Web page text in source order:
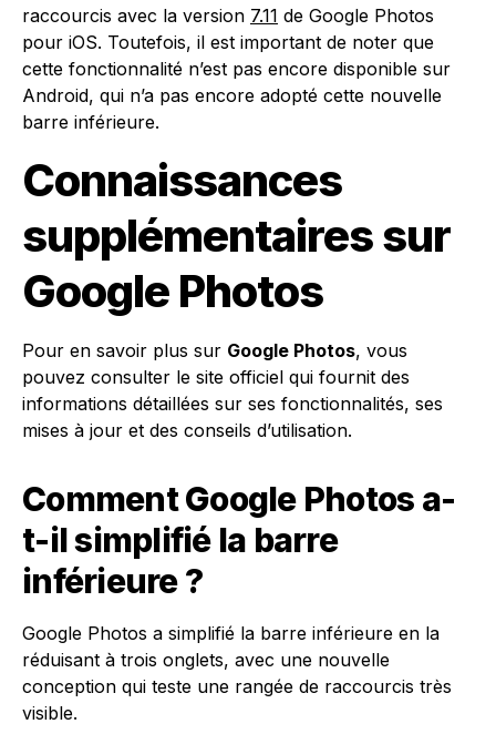
raccourcis avec la version 7.11 de Google Photos
pour iOS. Toutefois, il est important de noter que
cette fonctionnalité n’est pas encore disponible sur
Android, qui n’a pas encore adopté cette nouvelle
barre inférieure.
Connaissances
supplémentaires sur
Google Photos
Pour en savoir plus sur Google Photos, vous
pouvez consulter le site officiel qui fournit des
informations détaillées sur ses fonctionnalités, ses
mises à jour et des conseils d’utilisation.
Comment Google Photos a-
t-il simplifié la barre
inférieure ?
Google Photos a simplifié la barre inférieure en la
réduisant à trois onglets, avec une nouvelle
conception qui teste une rangée de raccourcis très
visible.